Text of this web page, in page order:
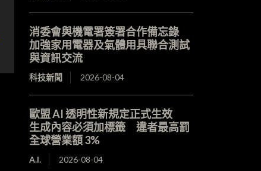
消委會與機電署簽署合作備忘錄
加強家用電器及氣體用具聯合測試
與資訊交流
科技新聞 2026-08-04
歐盟 AI 透明性新規定正式生效
生成內容必須加標籤 違者最高罰
全球營業額 3%
A.I. 2026-08-04